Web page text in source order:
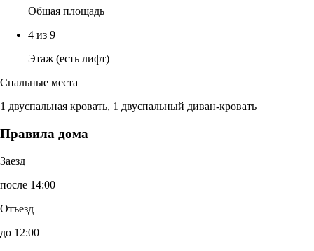
Общая площадь
4 из 9
Этаж (есть лифт)
Спальные места
1 двуспальная кровать, 1 двуспальный диван-кровать
Правила дома
Заезд
после 14:00
Отъезд
до 12:00